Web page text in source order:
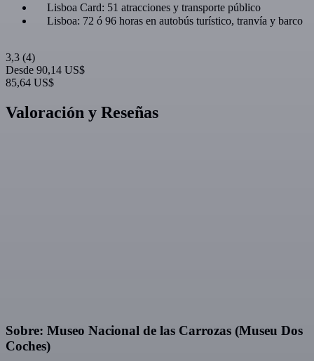
Lisboa Card: 51 atracciones y transporte público
Lisboa: 72 ó 96 horas en autobús turístico, tranvía y barco
3,3 (4)
Desde 90,14 US$
85,64 US$
Valoración y Reseñas
Sobre: Museo Nacional de las Carrozas (Museu Dos
Coches)